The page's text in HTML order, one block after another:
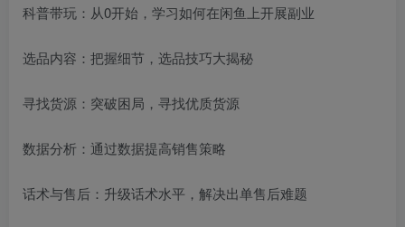
科普带玩：从0开始，学习如何在闲鱼上开展副业
选品内容：把握细节，选品技巧大揭秘
寻找货源：突破困局，寻找优质货源
数据分析：通过数据提高销售策略
话术与售后：升级话术水平，解决出单售后难题